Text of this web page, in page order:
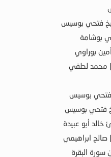
فتحي بوسيس
بوشامة
بوراوي
| محمد لطفي
فتحي بوسيس
فتحي بوسيس
أبو عبيدة
صالح ابراهيمي
سورة البقرة